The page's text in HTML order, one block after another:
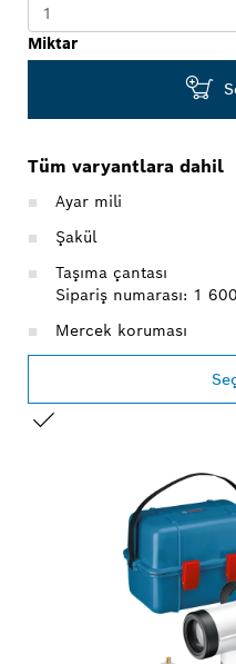
Miktar
Tüm varyantlara dahil
Ayar mili
Şakül
Taşıma çantası
Sipariş numarası: 1
Mercek koruması